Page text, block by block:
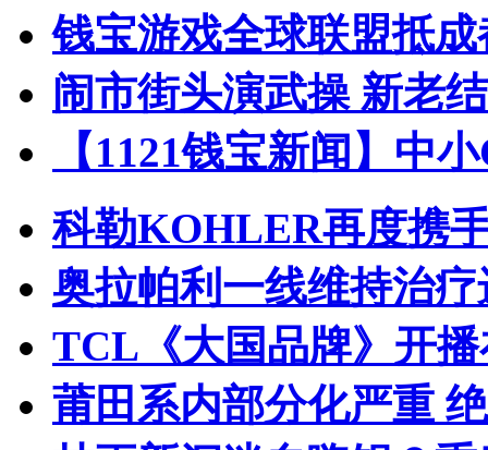
钱宝游戏全球联盟抵
闹市街头演武操 新老
【1121钱宝新闻】中
科勒KOHLER再度携
奥拉帕利一线维持治
TCL《大国品牌》开
莆田系内部分化严重